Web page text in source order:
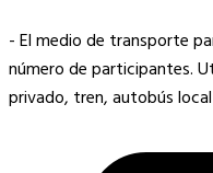
- El medio de transporte
número de participantes.
privado, tren, autobús